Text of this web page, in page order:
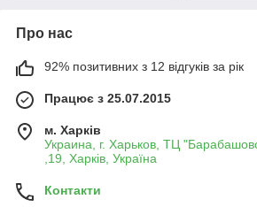
Про нас
92% позитивних з 12 відгуків за рік
Працює з 25.07.2015
м. Харків
Украина, г. Харьков, ТЦ
,19, Харків, Україна
Контакти